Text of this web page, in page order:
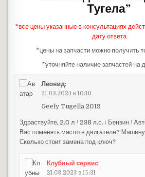
Тугела”
*все цены указанные в консультациях
дату ответа
*цены на запчасти можно получить
*уточняйте наличие запчастей на
Леонид:
21.03.2023 в 10:10
Geely Tugella 2019
Здраствуйте, 2.0 л / 238 л.с. / Бензин /
Вас поменять масло в двигателе?
Сколько стоит замена под ключ?
Клубный сервис:
21.03.2023 в 15:31